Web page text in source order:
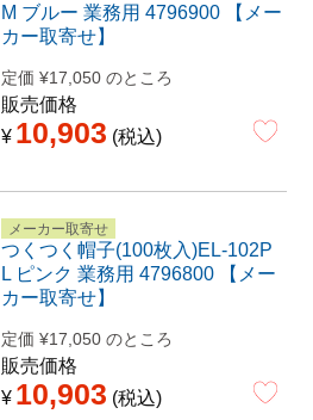
M ブルー 業務用 4796900 【メー
カー取寄せ】
定価 ¥17,050 のところ
販売価格
¥ 10,903 税込
メーカー取寄せ
つくつく帽子(100枚入)EL-102P
L ピンク 業務用 4796800 【メー
カー取寄せ】
定価 ¥17,050 のところ
販売価格
¥ 10,903 税込